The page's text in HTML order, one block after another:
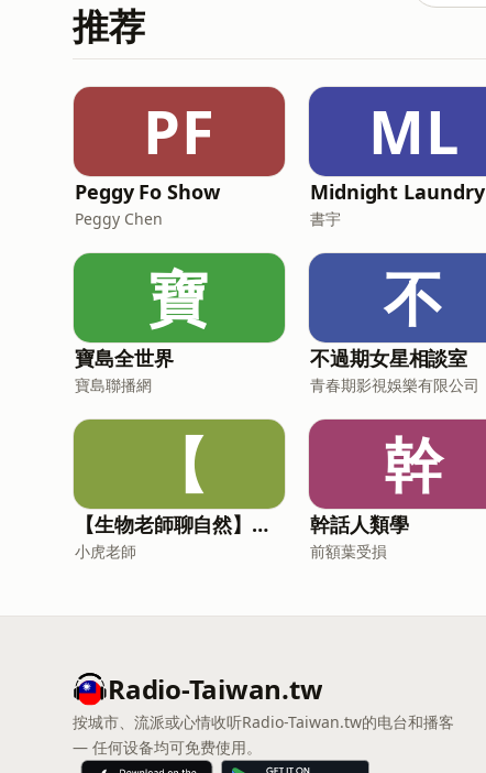
推荐
PF
Peggy Fo Show
Peggy Chen
ML
Midnight Laundry
書宇
寶
寶島全世界
寶島聯播網
不
不過期女星相談室
青春期影視娛樂有限公司
【
【生物老師聊自然】小故事，談生態
小虎老師
幹
幹話人類學
前額葉受損
Radio-Taiwan.tw
按城市、流派或心情收听Radio-Taiwan.tw的电台和播客
— 任何设备均可免费使用。